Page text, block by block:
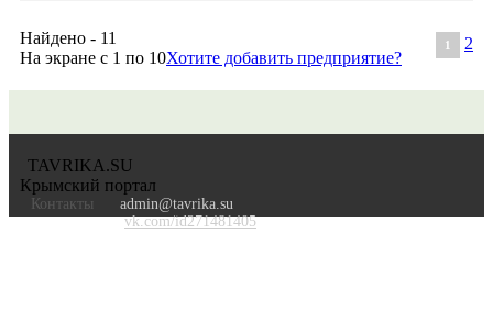
Найдено - 11
На экране с 1 по 10
1 2
Хотите добавить предприятие?
TAVRIKA.SU
Крымский портал
Контакты
admin@tavrika.su
vk.com/id271481405